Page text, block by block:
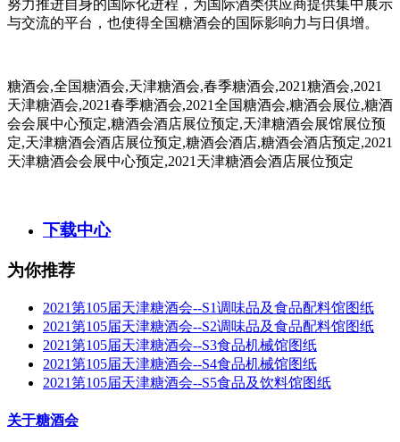
努力推进自身的国际化进程，为国际酒类供应商提供集中展示
与交流的平台，也使得全国糖酒会的国际影响力与日俱增。
糖酒会,全国糖酒会,天津糖酒会,春季糖酒会,2021糖酒会,2021
天津糖酒会,2021春季糖酒会,2021全国糖酒会,糖酒会展位,糖酒
会会展中心预定,糖酒会酒店展位预定,天津糖酒会展馆展位预
定,天津糖酒会酒店展位预定,糖酒会酒店,糖酒会酒店预定,2021
天津糖酒会会展中心预定,2021天津糖酒会酒店展位预定
下载中心
为你推荐
2021第105届天津糖酒会--S1调味品及食品配料馆图纸
2021第105届天津糖酒会--S2调味品及食品配料馆图纸
2021第105届天津糖酒会--S3食品机械馆图纸
2021第105届天津糖酒会--S4食品机械馆图纸
2021第105届天津糖酒会--S5食品及饮料馆图纸
关于糖酒会